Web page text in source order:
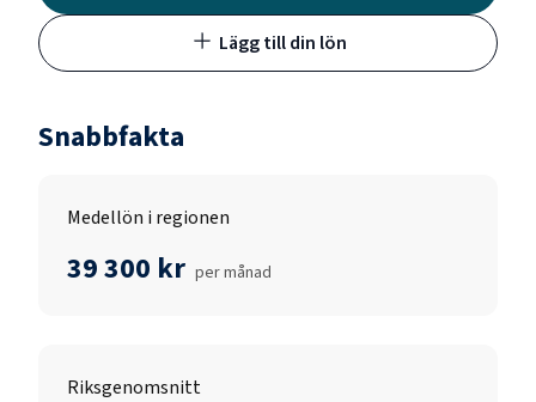
Lägg till din lön
Snabbfakta
Medellön i regionen
39 300 kr per månad
Riksgenomsnitt